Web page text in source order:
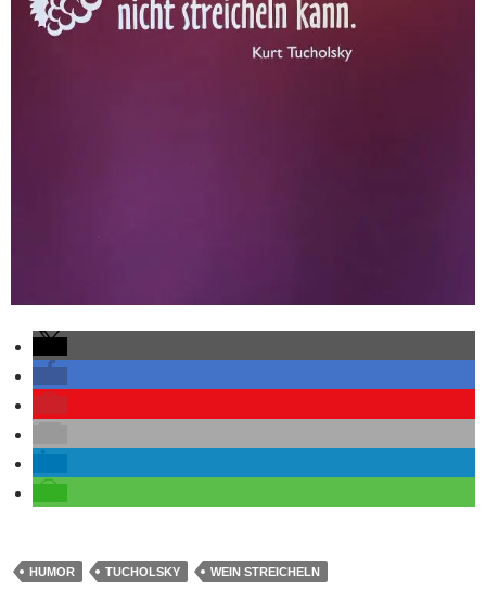
HUMOR TUCHOLSKY WEIN STREICHELN